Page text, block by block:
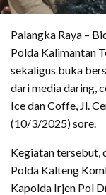
Palangka Raya –
Polda Kalimantan
sekaligus buka
dari media daring,
Ice dan Coffe, Jl.
(10/3/2025) sore.
Kegiatan tersebut,
Polda Kalteng
Kapolda Irjen Pol